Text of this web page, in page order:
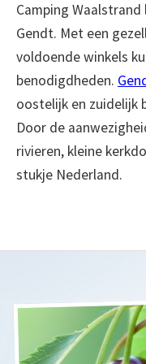
Camping
Gendt. Met een
voldoende winkels
benodigdheden.
oostelijk en zuidelijk
Door de
rivieren, kleine
stukje Nederland.